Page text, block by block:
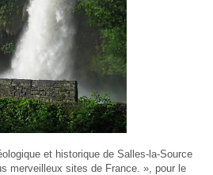
et historique de Salles-la-Source
merveilleux sites de France. », pour le